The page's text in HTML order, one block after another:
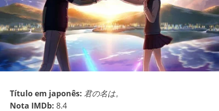
Título em japonês: 君の名は。
Nota IMDb: 8.4